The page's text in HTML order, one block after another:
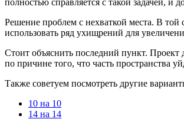
полностью справляется с такой задачей, и
Решение проблем с нехваткой места. В той
использовать ряд ухищрений для
Стоит объяснить последний пункт. Проект
по причине того, что часть пространства
Также советуем посмотреть другие
10 на 10
14 на 14